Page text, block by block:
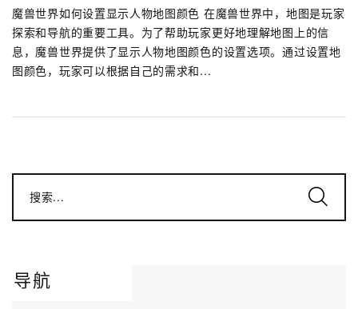
魔兽世界如何设置显示人物地图颜色 在魔兽世界中，地图是玩家
探索和导航的重要工具。为了帮助玩家更好地理解地图上的信
息，魔兽世界提供了显示人物地图颜色的设置选项。通过设置地
图颜色，玩家可以根据自己的需求和...
搜索...
导航